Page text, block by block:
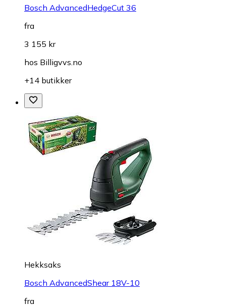
Bosch AdvancedHedgeCut 36
fra
3 155 kr
hos Billigvvs.no
+14 butikker
Hekksaks
Bosch AdvancedShear 18V-10
fra